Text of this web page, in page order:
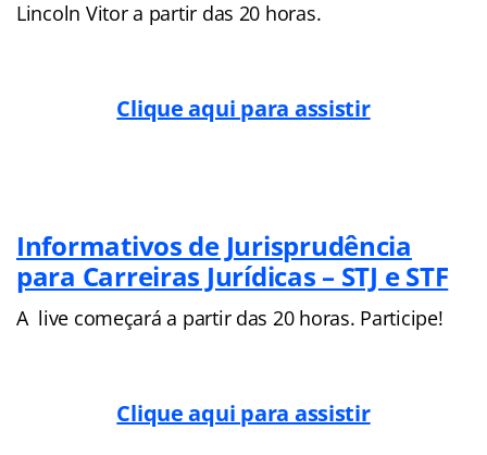
Lincoln Vitor a partir das 20 horas.
Clique aqui para assistir
Informativos de Jurisprudência
para Carreiras Jurídicas – STJ e STF
A live começará a partir das 20 horas. Participe!
Clique aqui para assistir